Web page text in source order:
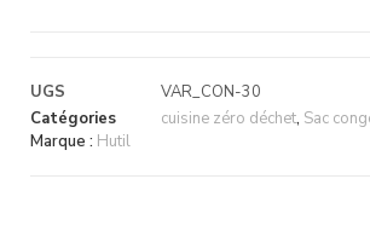
UGS
VAR_CON-30
Catégories
cuisine zéro déchet, Sac
Marque : Hutil